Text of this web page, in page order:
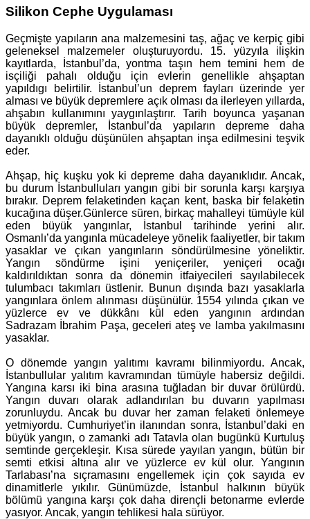
Silikon Cephe Uygulaması
Geçmişte yapıların ana malzemesini taş, ağaç ve kerpiç gibi
geleneksel malzemeler oluşturuyordu. 15. yüzyıla ilişkin
kayıtlarda, İstanbul’da, yontma taşın hem temini hem de
isçiliği pahalı olduğu için evlerin genellikle ahşaptan
yapıldıgı belirtilir. İstanbul’un deprem fayları üzerinde yer
alması ve büyük depremlere açık olması da ilerleyen yıllarda,
ahşabın kullanımını yaygınlaştırır. Tarih boyunca yaşanan
büyük depremler, İstanbul’da yapıların depreme daha
dayanıklı olduğu düşünülen ahşaptan inşa edilmesini teşvik
eder.
Ahşap, hiç kuşku yok ki depreme daha dayanıklıdır. Ancak,
bu durum İstanbulluları yangın gibi bir sorunla karşı karşıya
bırakır. Deprem felaketinden kaçan kent, baska bir felaketin
kucağına düşer.Günlerce süren, birkaç mahalleyi tümüyle kül
eden büyük yangınlar, İstanbul tarihinde yerini alır.
Osmanlı’da yangınla mücadeleye yönelik faaliyetler, bir takım
yasaklar ve çıkan yangınların söndürülmesine yöneliktir.
Yangın söndürme işini yeniçeriler, yeniçeri ocağı
kaldırıldıktan sonra da dönemin itfaiyecileri sayılabilecek
tulumbacı takımları üstlenir. Bunun dışında bazı yasaklarla
yangınlara önlem alınması düşünülür. 1554 yılında çıkan ve
yüzlerce ev ve dükkânı kül eden yangının ardından
Sadrazam İbrahim Paşa, geceleri ateş ve lamba yakılmasını
yasaklar.
O dönemde yangın yalıtımı kavramı bilinmiyordu. Ancak,
İstanbullular yalıtım kavramından tümüyle habersiz değildi.
Yangına karsı iki bina arasına tuğladan bir duvar örülürdü.
Yangın duvarı olarak adlandırılan bu duvarın yapılması
zorunluydu. Ancak bu duvar her zaman felaketi önlemeye
yetmiyordu. Cumhuriyet’in ilanından sonra, İstanbul’daki en
büyük yangın, o zamanki adı Tatavla olan bugünkü Kurtuluş
semtinde gerçekleşir. Kısa sürede yayılan yangın, bütün bir
semti etkisi altına alır ve yüzlerce ev kül olur. Yangının
Tarlabası’na sıçramasını engellemek için çok sayıda ev
dinamitlerle yıkılır. Günümüzde, İstanbul halkının büyük
bölümü yangına karşı çok daha dirençli betonarme evlerde
yasıyor. Ancak, yangın tehlikesi hala sürüyor.